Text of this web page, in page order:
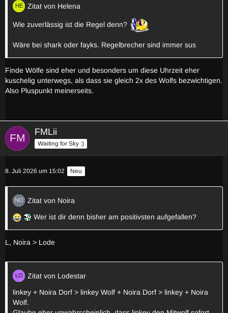
Zitat von Helena
Wie zuverlässig ist die Regel denn?
Wäre bei shark oder fayks. Regelbrecher sind immer sus
Finde Wölfe sind eher und besonders um diese Uhrzeit eher
kuschelig unterwegs, als dass sie gleich 2x des Wolfs bezwichtigen.
Also Pluspunkt meinerseits.
FMLii
Waiting for Sky :)
8. Juli 2026 um 15:02 Neu
Zitat von Noira
Wer ist dir denn bisher am positivsten aufgefallen?
L, Noira > Lode
Zitat von Lodestar
linkey + Noira Dorf > linkey Wolf + Noira Dorf > linkey + Noira
Wolf.